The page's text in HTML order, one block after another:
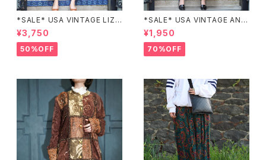
*SALE* USA VINTAGE LIZ c
laiborne EMBROIDERY DES
IGN NAVY ONE PIECE/アメリ
カ古着刺繍デザインネイビーワ
ンピース
¥3,750
50%OFF
*SALE* USA VINTAGE ANN
EX HALF SLEEVE FLOWER
PATTERNED ONE PIECE/ア
メリカ古着半袖花柄ワンピース
¥1,950
70%OFF